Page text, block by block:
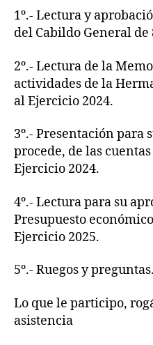
1º.- Lectura y
del Cabildo General de
2º.- Lectura de la
actividades de la
al Ejercicio 2024.
3º.- Presentación para
procede, de las
Ejercicio 2024.
4º.- Lectura para su
Presupuesto
Ejercicio 2025.
5º.- Ruegos y preguntas.
Lo que le participo,
asistencia